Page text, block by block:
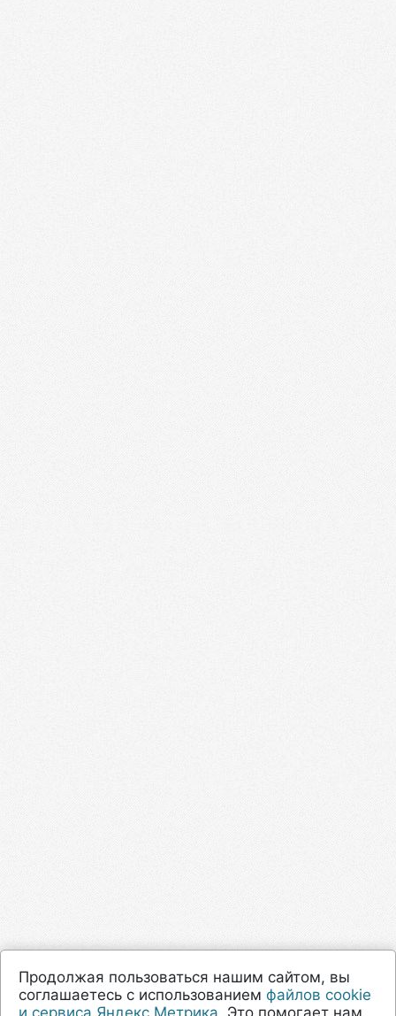
Продолжая пользоваться нашим сайтом, вы
соглашаетесь с использованием файлов cookie
и сервиса Яндекс.Метрика . Это помогает нам